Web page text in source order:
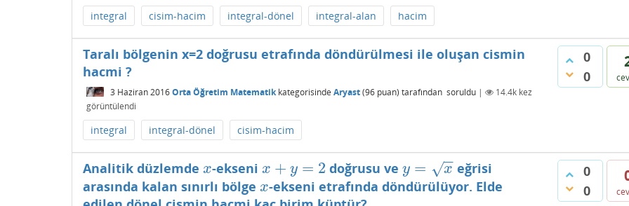
integral cisim-hacim integral-dönel integral-alan hacim
0
0
Taralı bölgenin x=2 doğrusu etrafında döndürülmesi ile oluşan cismin
hacmi ?
3 Haziran 2016Orta Öğretim Matematikkategorisinde Aryast(96 puan) tarafından soruldu | 14.4k kez
görüntülendi
integral integral-dönel cisim-hacim
0
0
Analitik düzlemde x
x-ekseni x + y = 2
x+ y= 2 doğrusu vey = x
−
−
√
y=x
eğrisi
arasında kalan sınırlı bölge x
x-ekseni etrafında döndürülüyor. Elde